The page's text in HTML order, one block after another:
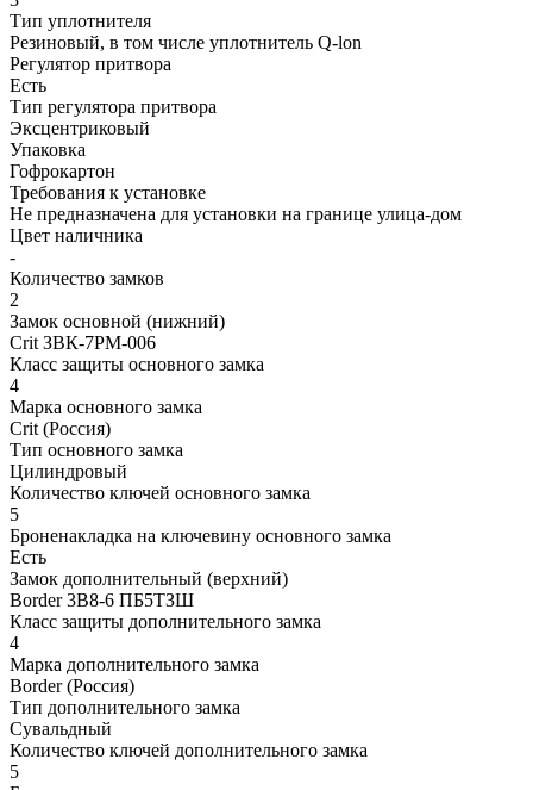
Тип уплотнителя
Резиновый, в том числе уплотнитель Q-lon
Регулятор притвора
Есть
Тип регулятора притвора
Эксцентриковый
Упаковка
Гофрокартон
Требования к установке
Не предназначена для установки на границе улица-дом
Цвет наличника
-
Количество замков
2
Замок основной (нижний)
Crit ЗВК-7РМ-006
Класс защиты основного замка
4
Марка основного замка
Crit (Россия)
Тип основного замка
Цилиндровый
Количество ключей основного замка
5
Броненакладка на ключевину основного замка
Есть
Замок дополнительный (верхний)
Border 3B8-6 ПБ5ТЗШ
Класс защиты дополнительного замка
4
Марка дополнительного замка
Border (Россия)
Тип дополнительного замка
Сувальдный
Количество ключей дополнительного замка
5